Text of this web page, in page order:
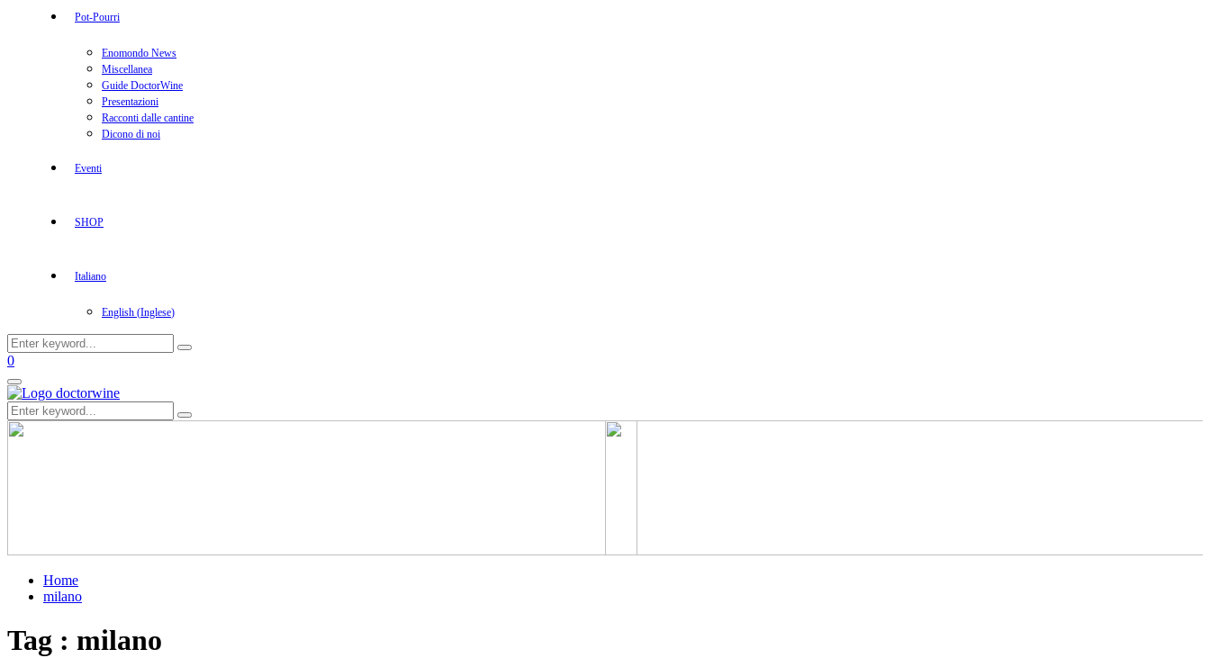
Pot-Pourri
Enomondo News
Miscellanea
Guide DoctorWine
Presentazioni
Racconti dalle cantine
Dicono di noi
Eventi
SHOP
Italiano
English (Inglese)
Search
for:
Search
Facebook
Twitter
Instagram
Linkedin
Youtube
0
Primary
Menu
Search
for:
Search
Home
milano
Tag : milano